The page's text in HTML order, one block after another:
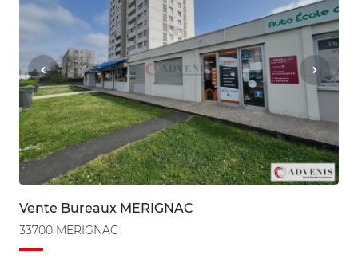
Vente Bureaux MERIGNAC
33700 MERIGNAC